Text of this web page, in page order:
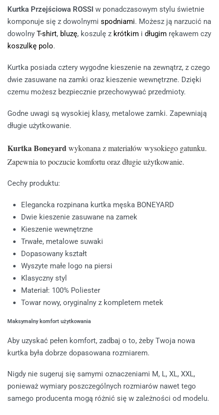
Kurtka Przejściowa ROSSI w ponadczasowym stylu świetnie
komponuje się z dowolnymi spodniami. Możesz ją narzucić na
dowolny T-shirt, bluzę, koszulę z krótkim i długim rękawem czy
koszulkę polo.
Kurtka posiada cztery wygodne kieszenie na zewnątrz, z czego
dwie zasuwane na zamki oraz kieszenie wewnętrzne. Dzięki
czemu możesz bezpiecznie przechowywać przedmioty.
Godne uwagi są wysokiej klasy, metalowe zamki. Zapewniają
długie użytkowanie.
Kurtka Boneyardwykonana z materiałów wysokiego gatunku.
Zapewnia to poczucie komfortu oraz długie użytkowanie.
Cechy produktu:
Elegancka rozpinana kurtka męska BONEYARD
Dwie kieszenie zasuwane na zamek
Kieszenie wewnętrzne
Trwałe, metalowe suwaki
Dopasowany kształt
Wyszyte małe logo na piersi
Klasyczny styl
Materiał: 100% Poliester
Towar nowy, oryginalny z kompletem metek
Maksymalny komfort użytkowania
Aby uzyskać pełen komfort, zadbaj o to, żeby Twoja nowa
kurtka była dobrze dopasowana rozmiarem.
Nigdy nie sugeruj się samymi oznaczeniami M, L, XL, XXL,
ponieważ wymiary poszczególnych rozmiarów nawet tego
samego producenta mogą różnić się w zależności od modelu.